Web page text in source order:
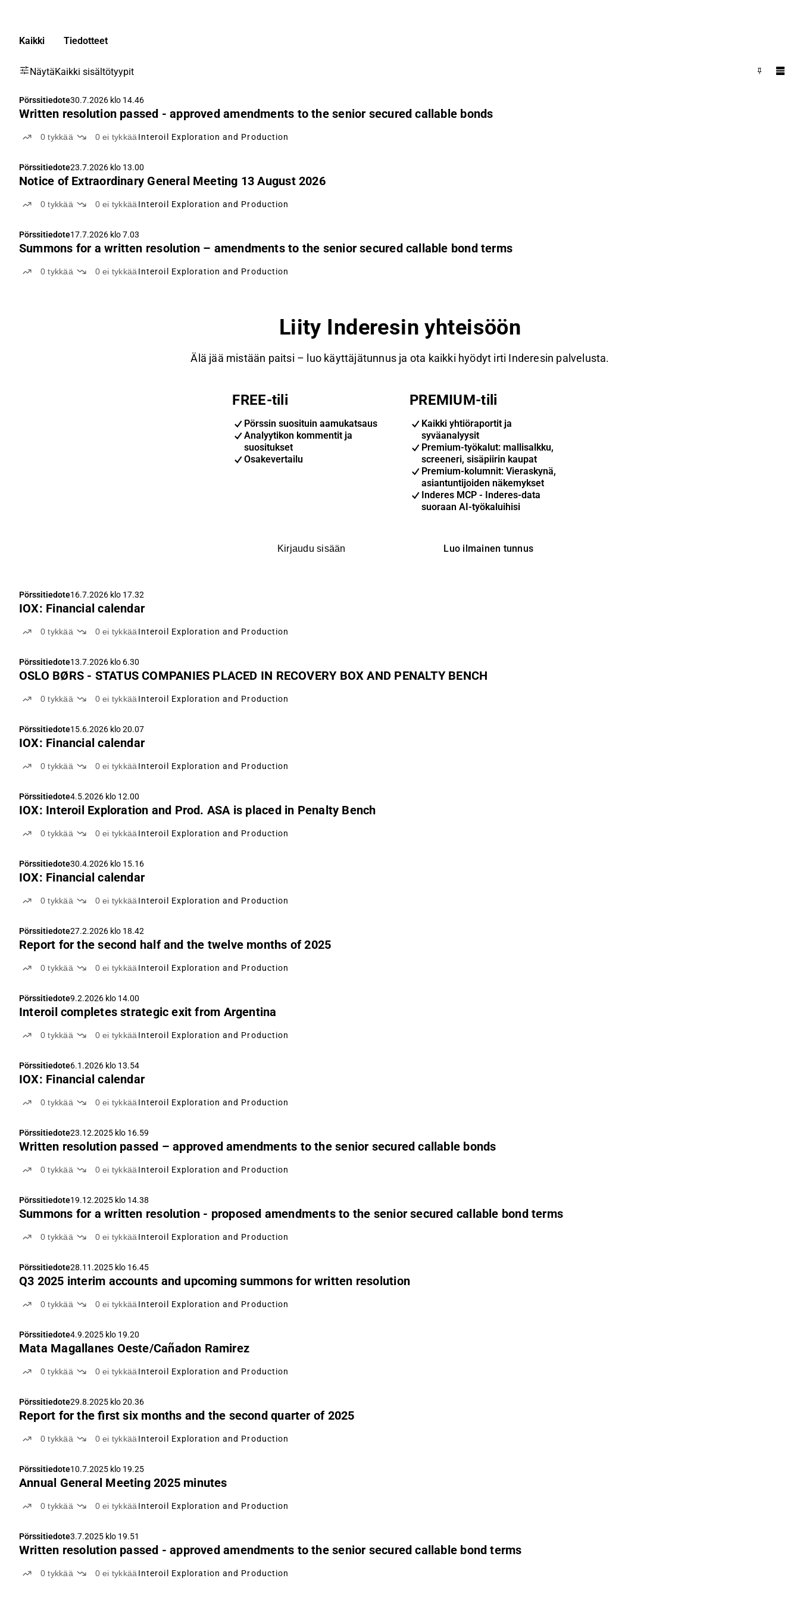
Kaikki Tiedotteet
NäytäKaikki sisältötyypit
Pörssitiedote30.7.2026 klo 14.46
Written resolution passed - approved amendments to the senior secured callable bonds
0tykkää 0ei tykkää Interoil Exploration and Production
Pörssitiedote23.7.2026 klo 13.00
Notice of Extraordinary General Meeting 13 August 2026
0tykkää 0ei tykkää Interoil Exploration and Production
Pörssitiedote17.7.2026 klo 7.03
Summons for a written resolution – amendments to the senior secured callable bond terms
0tykkää 0ei tykkää Interoil Exploration and Production
Liity Inderesin yhteisöön
Älä jää mistään paitsi – luo käyttäjätunnus ja ota kaikki hyödyt irti Inderesin palvelusta.
FREE-tili
Pörssin suosituin aamukatsaus
Analyytikon kommentit ja
suositukset
Osakevertailu
PREMIUM-tili
Kaikki yhtiöraportit ja
syväanalyysit
Premium-työkalut: mallisalkku,
screeneri, sisäpiirin kaupat
Premium-kolumnit: Vieraskynä,
asiantuntijoiden näkemykset
Inderes MCP - Inderes-data
suoraan AI-työkaluihisi
Kirjaudu sisään Luo ilmainen tunnus
Pörssitiedote16.7.2026 klo 17.32
IOX: Financial calendar
0tykkää 0ei tykkääInteroil Exploration and Production
Pörssitiedote13.7.2026 klo 6.30
OSLO BØRS - STATUS COMPANIES PLACED IN RECOVERY BOX AND PENALTY BENCH
0tykkää 0ei tykkääInteroil Exploration and Production
Pörssitiedote15.6.2026 klo 20.07
IOX: Financial calendar
0tykkää 0ei tykkääInteroil Exploration and Production
Pörssitiedote4.5.2026 klo 12.00
IOX: Interoil Exploration and Prod. ASA is placed in Penalty Bench
0tykkää 0ei tykkääInteroil Exploration and Production
Pörssitiedote30.4.2026 klo 15.16
IOX: Financial calendar
0tykkää 0ei tykkääInteroil Exploration and Production
Pörssitiedote27.2.2026 klo 18.42
Report for the second half and the twelve months of 2025
0tykkää 0ei tykkääInteroil Exploration and Production
Pörssitiedote9.2.2026 klo 14.00
Interoil completes strategic exit from Argentina
0tykkää 0ei tykkääInteroil Exploration and Production
Pörssitiedote6.1.2026 klo 13.54
IOX: Financial calendar
0tykkää 0ei tykkääInteroil Exploration and Production
Pörssitiedote23.12.2025 klo 16.59
Written resolution passed – approved amendments to the senior secured callable bonds
0tykkää 0ei tykkääInteroil Exploration and Production
Pörssitiedote19.12.2025 klo 14.38
Summons for a written resolution - proposed amendments to the senior secured callable bond terms
0tykkää 0ei tykkääInteroil Exploration and Production
Pörssitiedote28.11.2025 klo 16.45
Q3 2025 interim accounts and upcoming summons for written resolution
0tykkää 0ei tykkääInteroil Exploration and Production
Pörssitiedote4.9.2025 klo 19.20
Mata Magallanes Oeste/Cañadon Ramirez
0tykkää 0ei tykkääInteroil Exploration and Production
Pörssitiedote29.8.2025 klo 20.36
Report for the first six months and the second quarter of 2025
0tykkää 0ei tykkääInteroil Exploration and Production
Pörssitiedote10.7.2025 klo 19.25
Annual General Meeting 2025 minutes
0tykkää 0ei tykkääInteroil Exploration and Production
Pörssitiedote3.7.2025 klo 19.51
Written resolution passed - approved amendments to the senior secured callable bond terms
0tykkää 0ei tykkääInteroil Exploration and Production